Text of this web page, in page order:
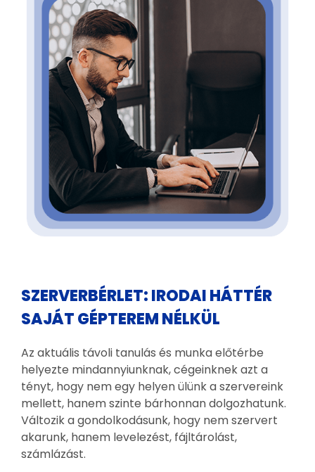
SZERVERBÉRLET: IRODAI HÁTTÉR
SAJÁT GÉPTEREM NÉLKÜL
Az aktuális távoli tanulás és munka előtérbe
helyezte mindannyiunknak, cégeinknek azt a
tényt, hogy nem egy helyen ülünk a szervereink
mellett, hanem szinte bárhonnan dolgozhatunk.
Változik a gondolkodásunk, hogy nem szervert
akarunk, hanem levelezést, fájltárolást,
számlázást.